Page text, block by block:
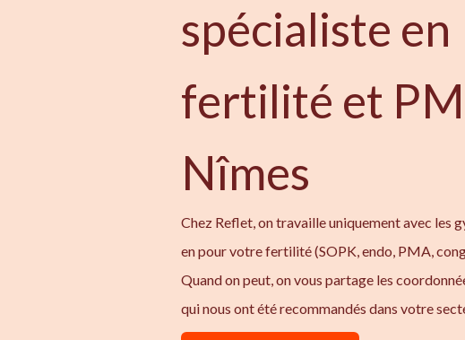
spécialiste en
fertilité et
Nîmes
Chez Reflet, on travaille uniquement avec les
en pour votre fertilité (SOPK, endo, PMA,
Quand on peut, on vous partage les
qui nous ont été recommandés dans votre